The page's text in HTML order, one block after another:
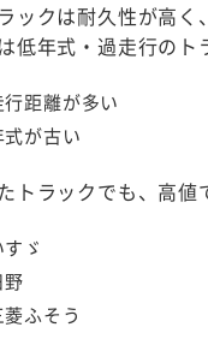
ックは耐久性が高く
低年式・過走行のト
行距離が多い
式が古い
トラックでも、高値
すゞ
野
菱ふそう